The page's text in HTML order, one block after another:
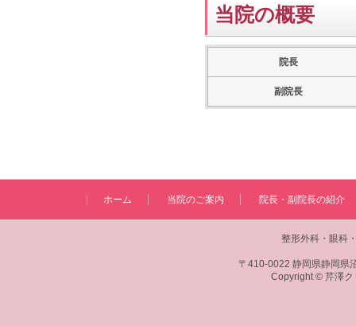
当院の概要
院長
副院長
ホーム 当院のご案内 院長・副院長の紹介
整形外科・眼科
〒410-0022 静岡県静岡県
Copyright © 芹澤ク